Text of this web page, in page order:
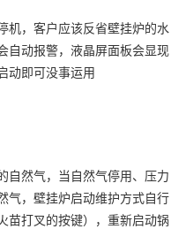
机，客户应该反省壁挂炉的水
自动报警，液晶屏面板会显现
动即可没事运用
自然气，当自然气停用、压力
气，壁挂炉启动维护方式自行
苗打叉的按键），重新启动锅